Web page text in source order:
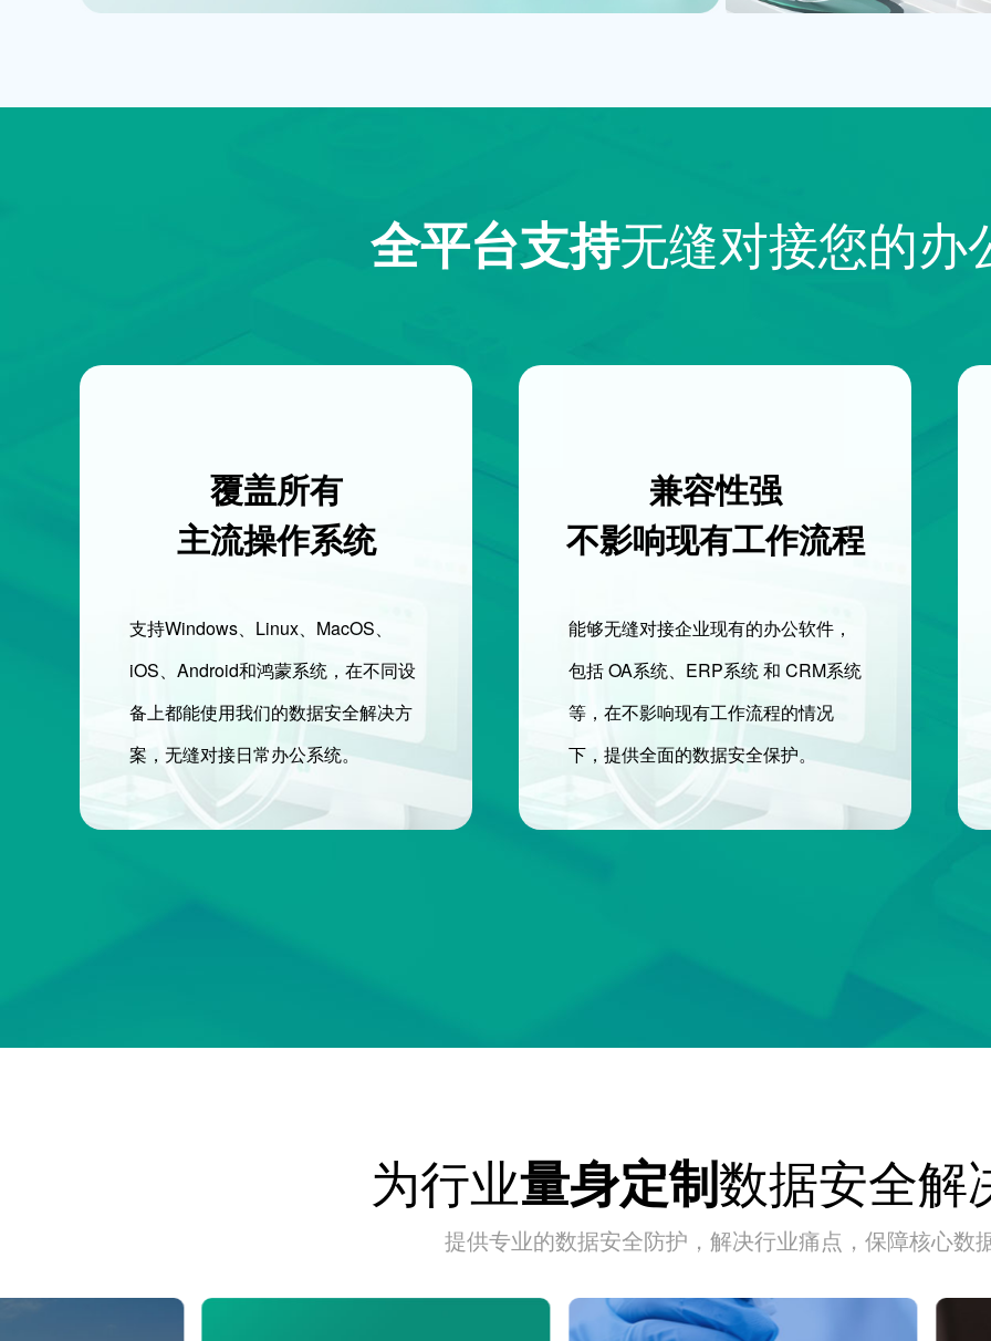
全平台支持无缝对接您的办
覆盖所有
主流操作系统
支持Windows、Linux、MacOS、
iOS、Android和鸿蒙系统，在不同设
备上都能使用我们的数据安全解决方
案，无缝对接日常办公系统。
兼容性强
不影响现有工作流程
能够无缝对接企业现有的办公软件，
包括 OA系统、ERP系统 和 CRM系统
等，在不影响现有工作流程的情况
下，提供全面的数据安全保护。
为行业量身定制数据安全解
提供专业的数据安全防护，解决行业痛点，保障核心数